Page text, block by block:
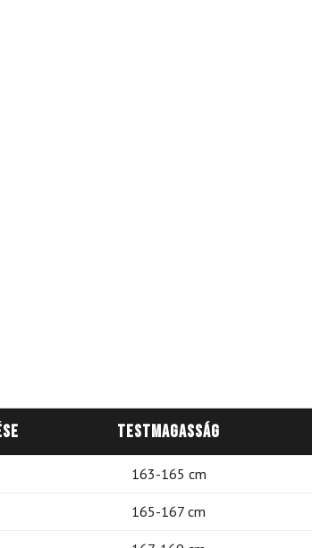
Testmagasság
163-165 cm
165-167 cm